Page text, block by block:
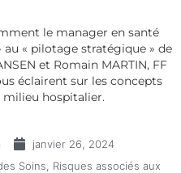
le manager en santé
au « pilotage stratégique » de
et Romain MARTIN, FF
éclairent sur les concepts
milieu hospitalier.
janvier 26, 2024
Soins
Risques associés aux